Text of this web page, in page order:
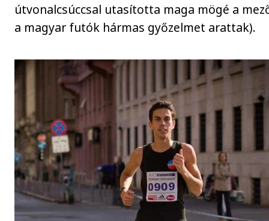
útvonalcsúccsal utasította maga mögé a
a magyar futók hármas győzelmet arattak).